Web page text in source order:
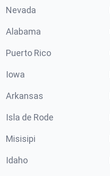
Nevada
Alabama
Puerto Rico
Iowa
Arkansas
Isla de Rode
Misisipi
Idaho